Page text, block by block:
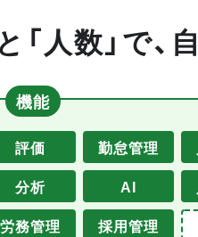
「人数」で
機能
評価 勤怠管理
分析
AI
労務管理
採用管理